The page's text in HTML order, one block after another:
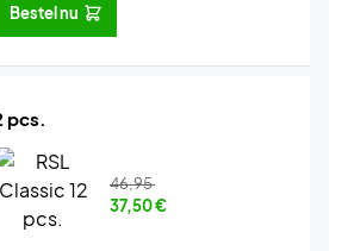
Bestel nu
pcs.
46,95
37,50€